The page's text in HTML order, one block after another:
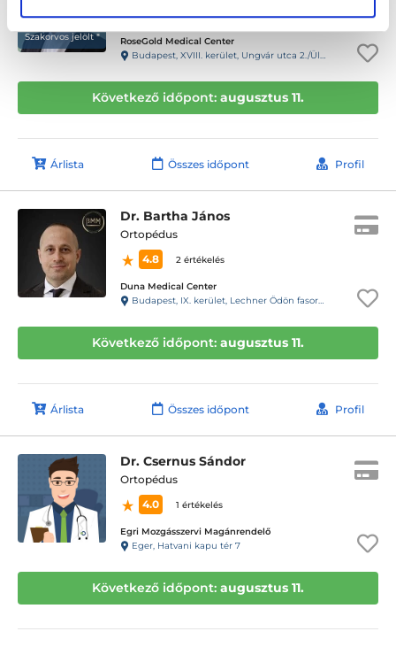
Szakorvos jelölt *
5.0
2 értékelés
RoseGold Medical Center
Budapest, XVIII. kerület, Ungvár utca 2./Üllői út 650.
Következő időpont: augusztus 11.
Árlista Összes időpont Profil
Dr. Bartha János
Ortopédus
4.8
2 értékelés
Duna Medical Center
Budapest, IX. kerület, Lechner Ödön fasor 5.
Következő időpont: augusztus 11.
Árlista Összes időpont Profil
Dr. Csernus Sándor
Ortopédus
4.0
1 értékelés
Egri Mozgásszervi Magánrendelő
Eger, Hatvani kapu tér 7
Következő időpont: augusztus 11.